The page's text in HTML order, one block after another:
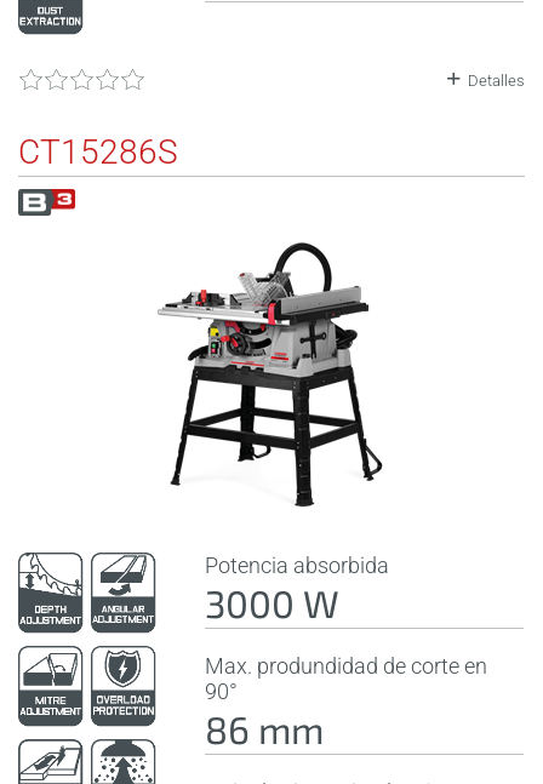
Detalles
CT15286S
Potencia absorbida
3000 W
Max. produndidad de corte en
90°
86 mm